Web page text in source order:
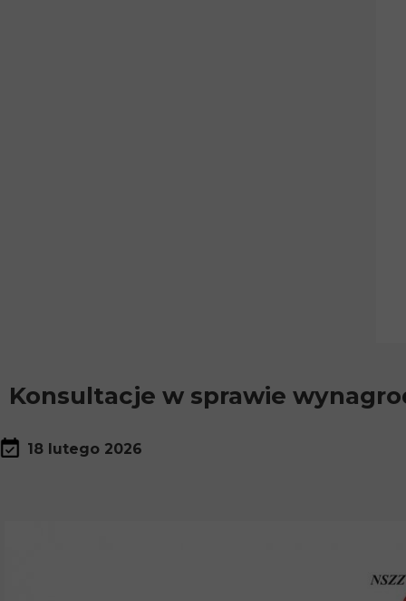
18 lutego 2026
Konsultacje w sprawie